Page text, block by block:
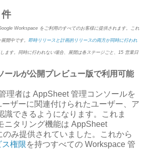
Workspace をご利用のすべてのお客様に提供されます。これ
開中です。 即時リリースと計画的リリースの両方が同時に行われ
ます。同時に行われない場合、展開は各ステージごと、15 営業日
ールが公開プレビュー版で利用可能
理者は AppSheet 管理コンソールを
ザーに関連付けられたユーザー、ア
識できるようになります。これま
ニタリング機能は AppSheet
のみ提供されていました。これから
権限を持つすべての Workspace 管